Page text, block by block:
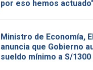
por eso hemos actuado"
Ministro de Economía,
anuncia que Gobierno
sueldo mínimo a S/